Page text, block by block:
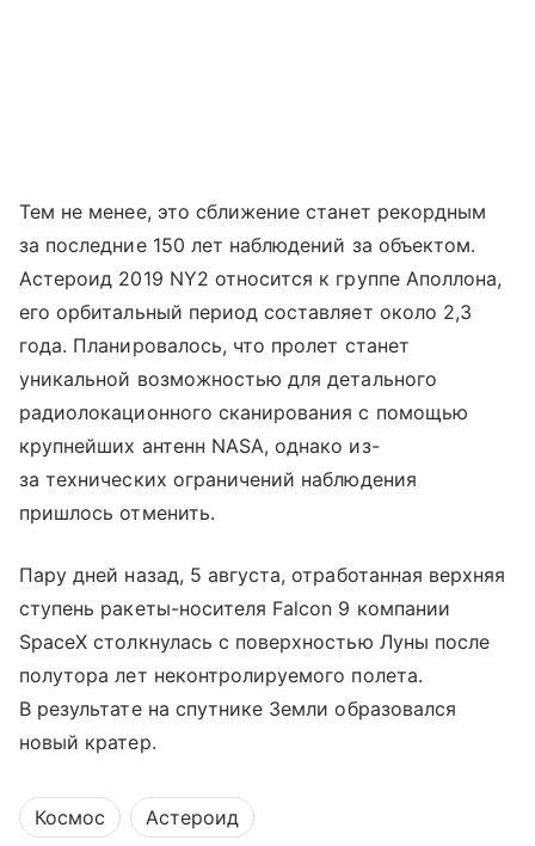
Тем не менее, это сближение станет рекордным
за последние 150 лет наблюдений за объектом.
Астероид 2019 NY2 относится к группе Аполлона,
его орбитальный период составляет около 2,3
года. Планировалось, что пролет станет
уникальной возможностью для детального
радиолокационного сканирования с помощью
крупнейших антенн NASA, однако из-
за технических ограничений наблюдения
пришлось отменить.
Пару дней назад, 5 августа, отработанная верхняя
ступень ракеты-носителя Falcon 9 компании
SpaceX столкнулась с поверхностью Луны после
полутора лет неконтролируемого полета.
В результате на спутнике Земли образовался
новый кратер.
Космос Астероид